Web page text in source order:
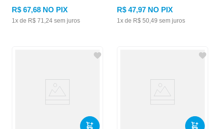
R$ 67,68 NO PIX
1x de R$ 71,24 sem juros
R$ 47,97 NO PIX
1x de R$ 50,49 sem juros